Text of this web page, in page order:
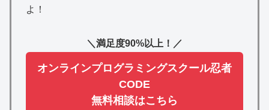
よ！
＼満足度90%以上！／
オンラインプログラミングスクール忍者
CODE
無料相談はこちら